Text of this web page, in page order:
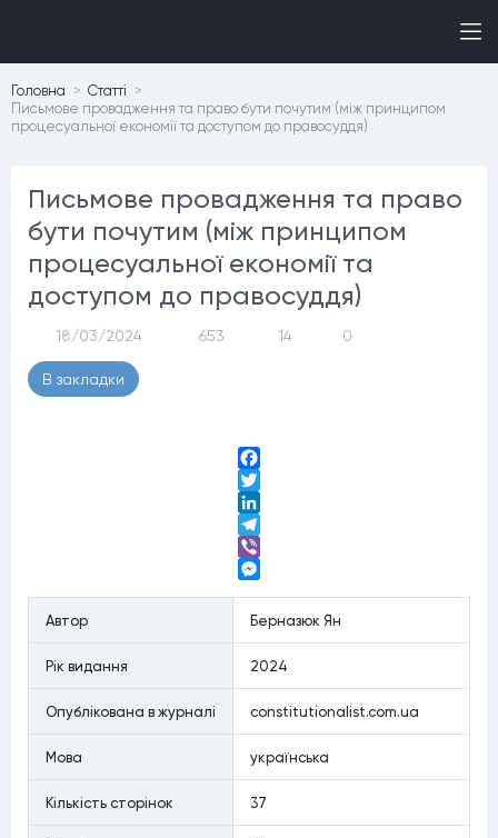
Головна
Статтi
Письмове провадження та право бути почутим (між принципом
процесуальної економії та доступом до правосуддя)
Письмове провадження та право
бути почутим (між принципом
процесуальної економії та
доступом до правосуддя)
18/03/2024 653 14 0
В закладки
Facebook
Twitter
LinkedIn
Telegram
Viber
Автор
Берназюк Ян
Рiк видання 2024
Опублiкована в журналi constitutionalist.com.ua
Мова українська
Кiлькiсть сторiнок 37